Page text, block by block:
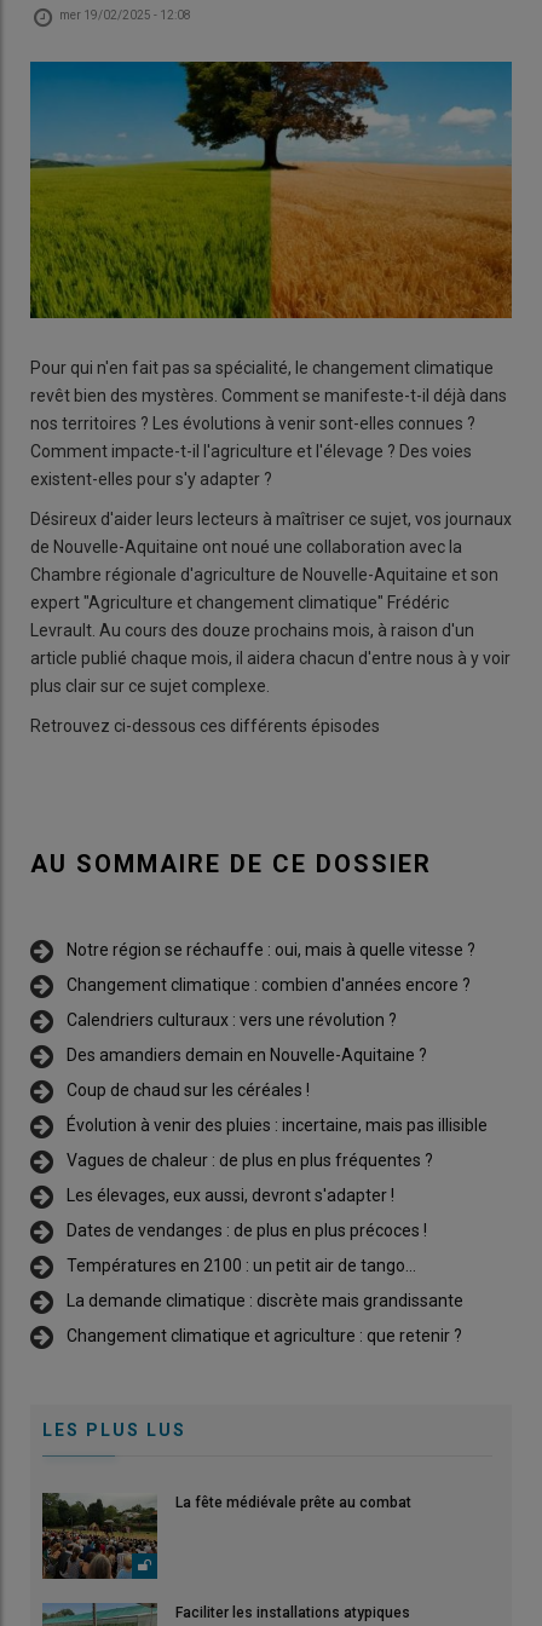
mer 19/02/2025 - 12:08
Pour qui n'en fait pas sa spécialité, le changement climatique
revêt bien des mystères. Comment se manifeste-t-il déjà dans
nos territoires ? Les évolutions à venir sont-elles connues ?
Comment impacte-t-il l'agriculture et l'élevage ? Des voies
existent-elles pour s'y adapter ?
Désireux d'aider leurs lecteurs à maîtriser ce sujet, vos journaux
de Nouvelle-Aquitaine ont noué une collaboration avec la
Chambre régionale d'agriculture de Nouvelle-Aquitaine et son
expert "Agriculture et changement climatique" Frédéric
Levrault. Au cours des douze prochains mois, à raison d'un
article publié chaque mois, il aidera chacun d'entre nous à y voir
plus clair sur ce sujet complexe.
Retrouvez ci-dessous ces différents épisodes
AU SOMMAIRE DE CE DOSSIER
Notre région se réchauffe : oui, mais à quelle vitesse ?
Changement climatique : combien d'années encore ?
Calendriers culturaux : vers une révolution ?
Des amandiers demain en Nouvelle-Aquitaine ?
Coup de chaud sur les céréales !
Évolution à venir des pluies : incertaine, mais pas illisible
Vagues de chaleur : de plus en plus fréquentes ?
Les élevages, eux aussi, devront s'adapter !
Dates de vendanges : de plus en plus précoces !
Températures en 2100 : un petit air de tango...
La demande climatique : discrète mais grandissante
Changement climatique et agriculture : que retenir ?
LES PLUS LUS
La fête médiévale prête au combat
Faciliter les installations atypiques